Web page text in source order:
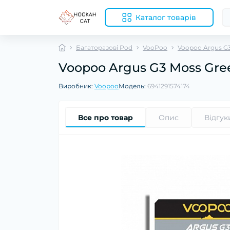
Каталог товарів
Багаторазові Pod VooPoo Voopoo Argus
Voopoo Argus G3 Moss
Виробник: VoopooМодель: 6941291574174
Все про товар Опис